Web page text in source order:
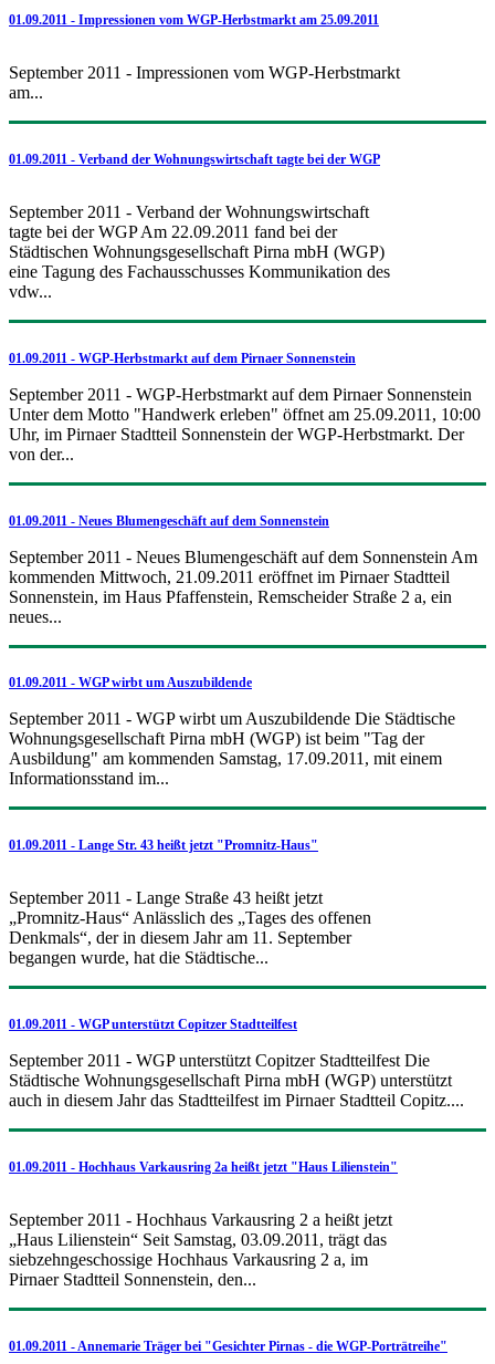
01.09.2011 - Impressionen vom WGP-Herbstmarkt am 25.09.2011
September 2011 - Impressionen vom WGP-Herbstmarkt
am...
01.09.2011 - Verband der Wohnungswirtschaft tagte bei der WGP
September 2011 - Verband der Wohnungswirtschaft
tagte bei der WGP Am 22.09.2011 fand bei der
Städtischen Wohnungsgesellschaft Pirna mbH (WGP)
eine Tagung des Fachausschusses Kommunikation des
vdw...
01.09.2011 - WGP-Herbstmarkt auf dem Pirnaer Sonnenstein
September 2011 - WGP-Herbstmarkt auf dem Pirnaer Sonnenstein
Unter dem Motto "Handwerk erleben" öffnet am 25.09.2011, 10:00
Uhr, im Pirnaer Stadtteil Sonnenstein der WGP-Herbstmarkt. Der
von der...
01.09.2011 - Neues Blumengeschäft auf dem Sonnenstein
September 2011 - Neues Blumengeschäft auf dem Sonnenstein Am
kommenden Mittwoch, 21.09.2011 eröffnet im Pirnaer Stadtteil
Sonnenstein, im Haus Pfaffenstein, Remscheider Straße 2 a, ein
neues...
01.09.2011 - WGP wirbt um Auszubildende
September 2011 - WGP wirbt um Auszubildende Die Städtische
Wohnungsgesellschaft Pirna mbH (WGP) ist beim "Tag der
Ausbildung" am kommenden Samstag, 17.09.2011, mit einem
Informationsstand im...
01.09.2011 - Lange Str. 43 heißt jetzt "Promnitz-Haus"
September 2011 - Lange Straße 43 heißt jetzt
„Promnitz-Haus“ Anlässlich des „Tages des offenen
Denkmals“, der in diesem Jahr am 11. September
begangen wurde, hat die Städtische...
01.09.2011 - WGP unterstützt Copitzer Stadtteilfest
September 2011 - WGP unterstützt Copitzer Stadtteilfest Die
Städtische Wohnungsgesellschaft Pirna mbH (WGP) unterstützt
auch in diesem Jahr das Stadtteilfest im Pirnaer Stadtteil Copitz....
01.09.2011 - Hochhaus Varkausring 2a heißt jetzt "Haus Lilienstein"
September 2011 - Hochhaus Varkausring 2 a heißt jetzt
„Haus Lilienstein“ Seit Samstag, 03.09.2011, trägt das
siebzehngeschossige Hochhaus Varkausring 2 a, im
Pirnaer Stadtteil Sonnenstein, den...
01.09.2011 - Annemarie Träger bei "Gesichter Pirnas - die WGP-Porträtreihe"